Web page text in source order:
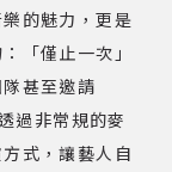
的魅力，更是
「僅止一次」
甚至邀請
過非常規的麥
式，讓藝人自